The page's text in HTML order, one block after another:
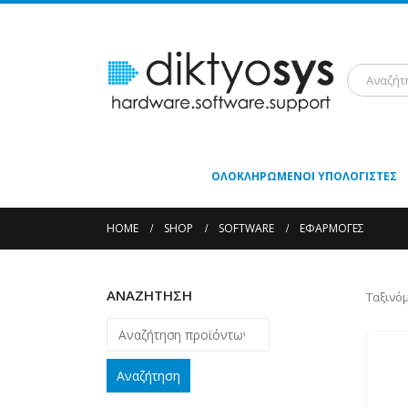
ΟΛΟΚΛΗΡΩΜΈΝΟΙ ΥΠΟΛΟΓΙΣΤΈΣ
HOME SHOP SOFTWARE ΕΦΑΡΜΟΓΈΣ
ΑΝΑΖΗΤΗΣΗ
Αναζήτηση